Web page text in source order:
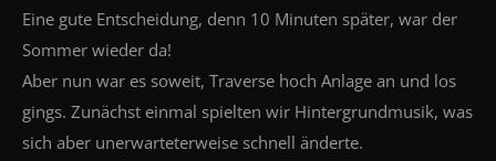
Eine gute Entscheidung, denn 10 Minuten später, war der
Sommer wieder da!
Aber nun war es soweit, Traverse hoch Anlage an und los
gings. Zunächst einmal spielten wir Hintergrundmusik, was
sich aber unerwarteterweise schnell änderte.